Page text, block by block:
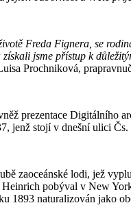
životě Freda Fignera, se
jsme přístup k
Prochniková,
prezentace Digitálního
jenž stojí v dnešní ulici
zaoceánské lodi, jež
Heinrich pobýval v New
1893 naturalizován jako